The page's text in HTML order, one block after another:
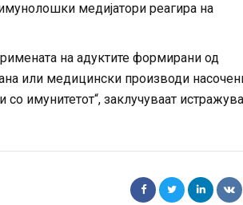
медијатори реагира на
на адуктите формирани од
или медицински производи
имунитетот“, заклучуваат